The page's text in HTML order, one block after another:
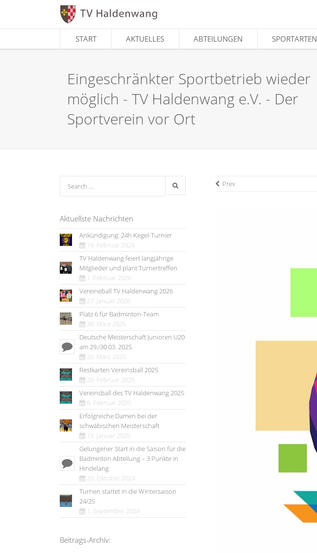
START AKTUELLES ABTEILUNGEN SPORTARTEN
START AKTUELLES ABTEILUNGEN SPORTARTEN
Eingeschränkter Sportbetrieb wieder
möglich - TV Haldenwang e.V. - Der
Sportverein vor Ort
Prev
Aktuellste Nachrichten
Ankündigung: 24h Kegel-Turnier
19. Februar 2026
TV Haldenwang feiert langjährige
Mitglieder und plant Turnertreffen
1. Februar 2026
Vereineball TV Haldenwang 2026
27. Januar 2026
Platz 6 für Badminton-Team
30. März 2025
Deutsche Meisterschaft Junioren U20
am 29./30.03. 2025
26. März 2025
Restkarten Vereinsball 2025
20. Februar 2025
Vereinsball des TV Haldenwang 2025
6. Februar 2025
Erfolgreiche Damen bei der
schwäbischen Meisterschaft
19. Januar 2025
Gelungener Start in die Saison für die
Badminton Abteilung – 3 Punkte in
Hindelang
20. Oktober 2024
Turnen startet in die Wintersaison
24/25
1. September 2024
Beitrags-Archiv: